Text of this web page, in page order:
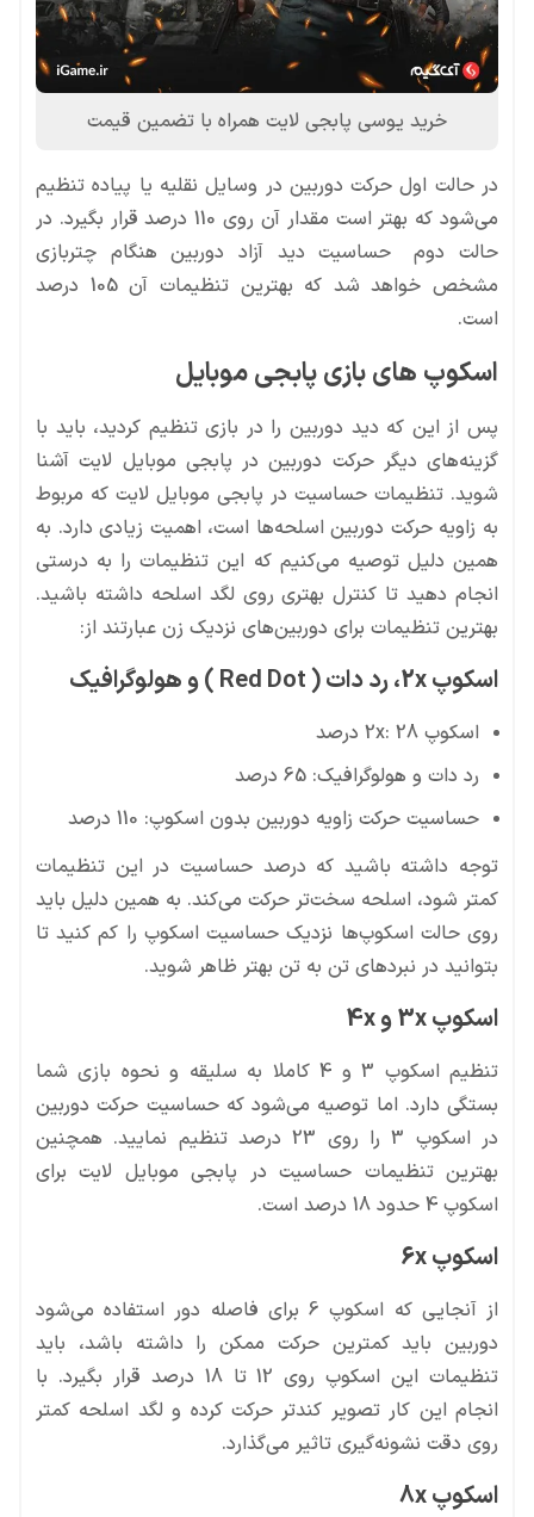
خرید یوسی پابجی لایت همراه با تضمین قیمت
در حالت اول حرکت دوربین در وسایل نقلیه یا پیاده تنظیم
می‌شود که بهتر است مقدار آن روی 110 درصد قرار بگیرد. در
حالت دوم حساسیت دید آزاد دوربین هنگام چتربازی
مشخص خواهد شد که بهترین تنظیمات آن 105 درصد
است.
اسکوپ های بازی پابجی موبایل
پس از این که دید دوربین را در بازی تنظیم کردید، باید با
گزینه‌های دیگر حرکت دوربین در پابجی موبایل لایت آشنا
شوید. تنظیمات حساسیت در پابجی موبایل لایت که مربوط
به زاویه حرکت دوربین اسلحه‌ها است، اهمیت زیادی دارد. به
همین دلیل توصیه می‌کنیم که این تنظیمات را به درستی
انجام دهید تا کنترل بهتری روی لگد اسلحه داشته باشید.
بهترین تنظیمات برای دوربین‌های نزدیک زن عبارتند از:
اسکوپ 2x، رد دات ( Red Dot ) و هولوگرافیک
اسکوپ 2x: 28 درصد
رد دات و هولوگرافیک: 65 درصد
حساسیت حرکت زاویه دوربین بدون اسکوپ: 110 درصد
توجه داشته باشید که درصد حساسیت در این تنظیمات
کمتر شود، اسلحه سخت‌تر حرکت می‌کند. به همین دلیل باید
روی حالت اسکوپ‌ها نزدیک حساسیت اسکوپ را کم کنید تا
بتوانید در نبردهای تن به تن بهتر ظاهر شوید.
اسکوپ 3x و 4x
تنظیم اسکوپ 3 و 4 کاملا به سلیقه و نحوه بازی شما
بستگی دارد. اما توصیه می‌شود که حساسیت حرکت دوربین
در اسکوپ 3 را روی 23 درصد تنظیم نمایید. همچنین
بهترین تنظیمات حساسیت در پابجی موبایل لایت برای
اسکوپ 4 حدود 18 درصد است.
اسکوپ 6x
از آنجایی که اسکوپ 6 برای فاصله دور استفاده می‌شود
دوربین باید کمترین حرکت ممکن را داشته باشد، باید
تنظیمات این اسکوپ روی 12 تا 18 درصد قرار بگیرد. با
انجام این کار تصویر کندتر حرکت کرده و لگد اسلحه کمتر
روی دقت نشونه‌گیری تاثیر می‌گذارد.
اسکوپ 8x